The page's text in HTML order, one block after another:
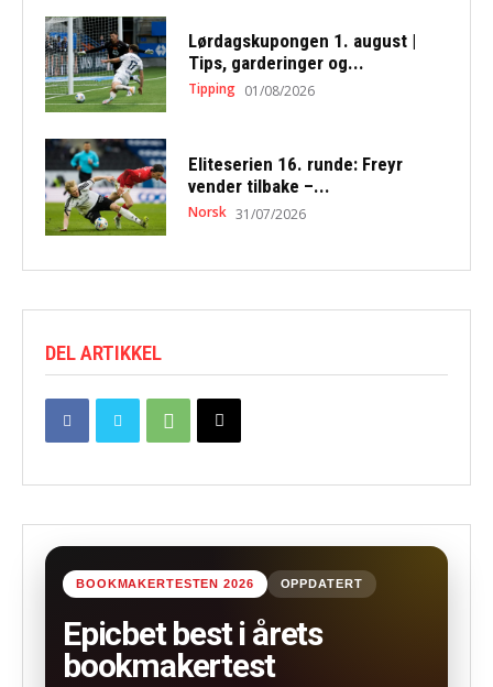
Lørdagskupongen 1. august |
Tips, garderinger og...
Tipping 01/08/2026
Eliteserien 16. runde: Freyr
vender tilbake –...
Norsk 31/07/2026
DEL ARTIKKEL
BOOKMAKERTESTEN 2026 OPPDATERT
Epicbet best i årets
bookmakertest